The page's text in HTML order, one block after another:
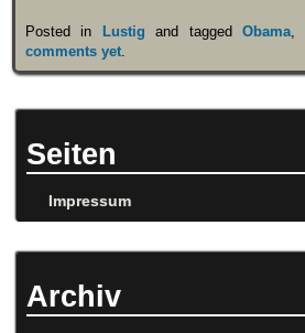
Posted in Lustig and taggedObama,
comments yet.
Seiten
Impressum
Archiv